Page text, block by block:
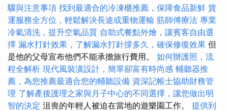
驟與注意事項 找到最適合的冷凍櫃推薦，保障食品新鮮 貨
運服務全方位，輕鬆解決長途或重物運輸 筋師傅療法 專業
冷氣清洗，提升空氣品質 自助式餐點外燴，讓賓客自由選
擇 漏水打針效果，了解漏水打針撐多久，確保修復效果 但
是他的父母宣布他們不能承擔旅行費用。 如何辦護照，流
程全解析 現代風裝潢設計，簡單卻富有時尚感 輔聽器推
薦，為您推薦最適合您的輔聽設備 資深記帳士協助財務管
理 了解產後護理之家與月子中心的不同選擇，讓您做出明
智的決定 沮喪的年輕人被迫在當地的遊樂園工作。 提供到